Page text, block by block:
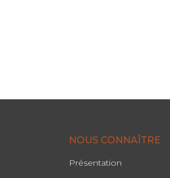
NOUS CONNAÎTRE
Présentation